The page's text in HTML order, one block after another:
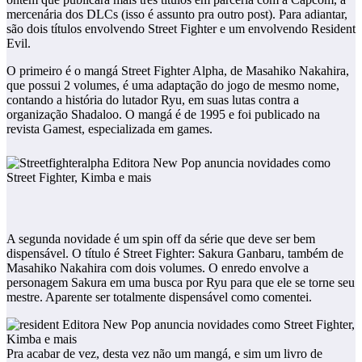
mercenária dos DLCs (isso é assunto pra outro post). Para adiantar,
são dois títulos envolvendo Street Fighter e um envolvendo Resident
Evil.
O primeiro é o mangá Street Fighter Alpha, de Masahiko Nakahira,
que possui 2 volumes, é uma adaptação do jogo de mesmo nome,
contando a história do lutador Ryu, em suas lutas contra a
organização Shadaloo. O mangá é de 1995 e foi publicado na
revista Gamest, especializada em games.
A segunda novidade é um spin off da série que deve ser bem
dispensável. O título é Street Fighter: Sakura Ganbaru, também de
Masahiko Nakahira com dois volumes. O enredo envolve a
personagem Sakura em uma busca por Ryu para que ele se torne seu
mestre. Aparente ser totalmente dispensável como comentei.
Pra acabar de vez, desta vez não um mangá, e sim um livro de